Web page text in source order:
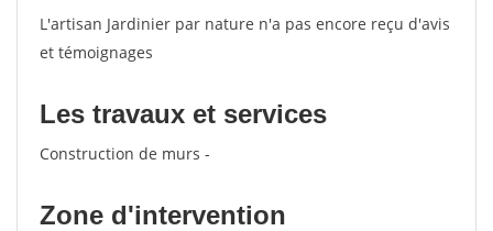
L'artisan Jardinier par nature n'a pas encore reçu d'avis
et témoignages
Les travaux et services
Construction de murs -
Zone d'intervention